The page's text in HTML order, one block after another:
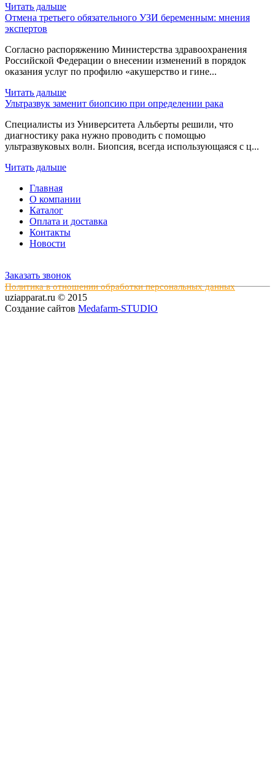
Читать дальше
Отмена третьего обязательного УЗИ беременным: мнения
экспертов
Согласно распоряжению Министерства здравоохранения
Российской Федерации о внесении изменений в порядок
оказания услуг по профилю «акушерство и гине...
Читать дальше
Ультразвук заменит биопсию при определении рака
Специалисты из Университета Альберты решили, что
диагностику рака нужно проводить с помощью
ультразвуковых волн. Биопсия, всегда использующаяся с ц...
Читать дальше
Главная
О компании
Каталог
Оплата и доставка
Контакты
Новости
Заказать звонок
Политика в отношении обработки персональных данных
uziapparat.ru © 2015
Создание сайтов Medafarm-STUDIO